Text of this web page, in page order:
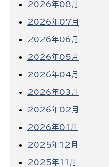
2026年08月
2026年07月
2026年06月
2026年05月
2026年04月
2026年03月
2026年02月
2026年01月
2025年12月
2025年11月